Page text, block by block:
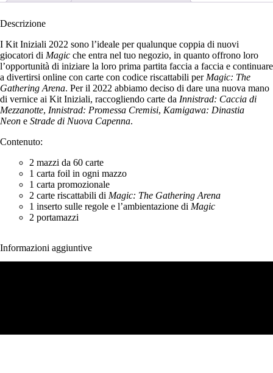
Descrizione
I Kit Iniziali 2022 sono l’ideale per qualunque coppia di nuovi
giocatori di Magic che entra nel tuo negozio, in quanto offrono loro
l’opportunità di iniziare la loro prima partita faccia a faccia e continuare
a divertirsi online con carte con codice riscattabili per Magic: The
Gathering Arena. Per il 2022 abbiamo deciso di dare una nuova mano
di vernice ai Kit Iniziali, raccogliendo carte da Innistrad: Caccia di
Mezzanotte, Innistrad: Promessa Cremisi, Kamigawa: Dinastia
Neon e Strade di Nuova Capenna.
Contenuto:
2 mazzi da 60 carte
1 carta foil in ogni mazzo
1 carta promozionale
2 carte riscattabili di Magic: The Gathering Arena
1 inserto sulle regole e l’ambientazione di Magic
2 portamazzi
Informazioni aggiuntive